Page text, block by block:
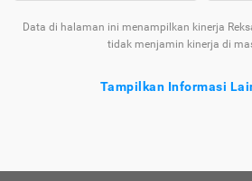
Data di halaman ini menampilkan kinerja
tidak menjamin kinerja di
Tampilkan Informasi